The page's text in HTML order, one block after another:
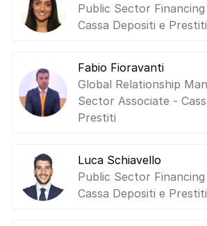
Public Sector
Cassa Depositi e Prestiti
Fabio Fioravanti
Global Relationship
Sector Associate -
Prestiti
Luca Schiavello
Public Sector
Cassa Depositi e Prestiti